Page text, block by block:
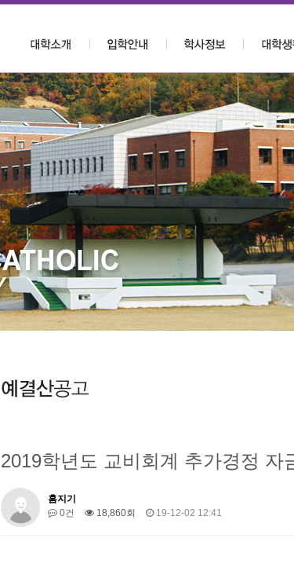
2019학년도 교비회계 추가경정 자
홈지기
0건
18,860회 19-12-02 12:41